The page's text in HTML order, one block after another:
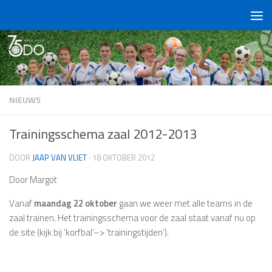
NIEUWS
Trainingsschema zaal 2012-2013
DOOR JAAP VAN VLIET · 18 OKTOBER 2012
Door Margot
Vanafmaandag 22 oktober gaan we weer met alle teams in de
zaal trainen. Het trainingsschema voor de zaal staat vanaf nu op
de site (kijk bij ‘korfbal’–> ‘trainingstijden’).